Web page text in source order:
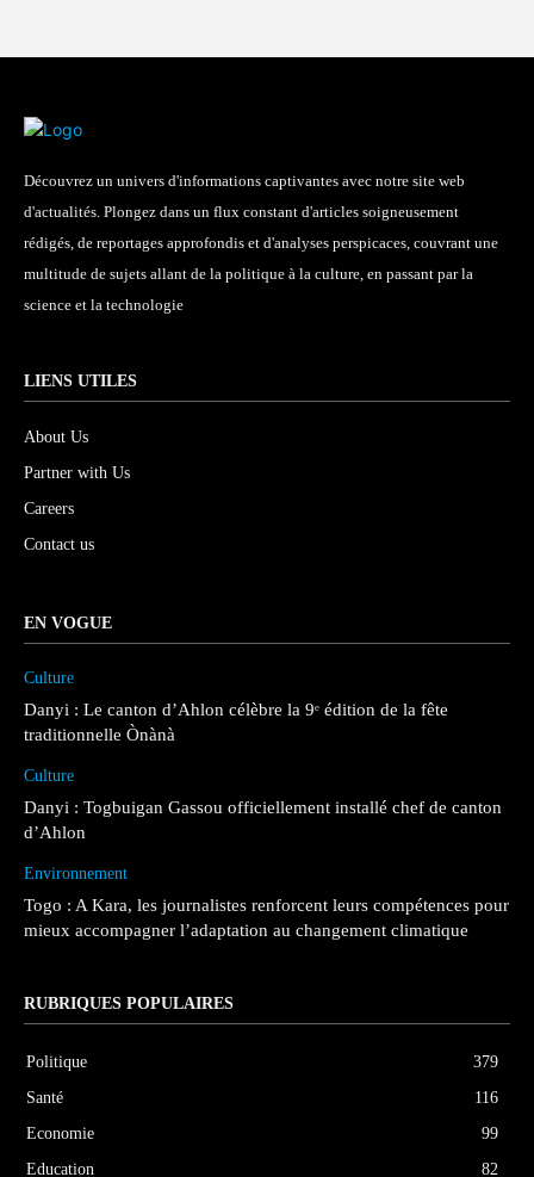
Découvrez un univers d'informations captivantes avec notre site web
d'actualités. Plongez dans un flux constant d'articles soigneusement
rédigés, de reportages approfondis et d'analyses perspicaces, couvrant une
multitude de sujets allant de la politique à la culture, en passant par la
science et la technologie
LIENS UTILES
About Us
Partner with Us
Careers
Contact us
EN VOGUE
Culture
Danyi : Le canton d’Ahlon célèbre la 9ᵉ édition de la fête
traditionnelle Ònànà
Culture
Danyi : Togbuigan Gassou officiellement installé chef de canton
d’Ahlon
Environnement
Togo : A Kara, les journalistes renforcent leurs compétences pour
mieux accompagner l’adaptation au changement climatique
RUBRIQUES POPULAIRES
Politique
379
Santé
116
Economie
99
Education
82